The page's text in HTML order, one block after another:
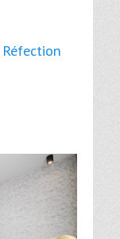
Réfection